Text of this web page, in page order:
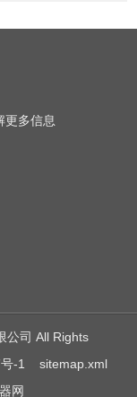
更多信息
公司 All Rights
-1
sitemap.xml
网